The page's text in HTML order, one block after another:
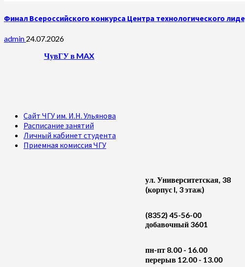
Финал Всероссийского конкурса Центра технологического
admin 24.07.2026
ЧувГУ в MAX
Сайт ЧГУ им. И.Н. Ульянова
Расписание занятий
Личный кабинет студента
Приемная комиссия ЧГУ
ул. Университетская, 38
(корпус I, 3 этаж)
(8352) 45-56-00
добавочный 3601
пн-пт 8.00 - 16.00
перерыв 12.00 - 13.00